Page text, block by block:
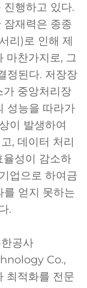
행하고 있다.
잠재력은 종종
리)로 인해 제
마찬가지로, 그
정된다. 저장장
가 중앙처리장
성능을 따라가
이 발생하여
, 데이터 처리
율성이 감소하
업으로 하여금
를 얻지 못하는
.
공사
Co.,
최적화를 전문